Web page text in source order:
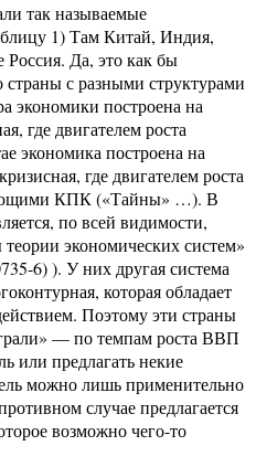
так называемые
1) Там Китай, Индия,
Да, это как бы
с разными структурами
экономики построена на
где двигателем роста
экономика построена на
где двигателем роста
КПК («Тайны» …). В
по всей видимости,
экономических систем»
6) ). У них другая система
которая обладает
Поэтому эти страны
— по темпам роста ВВП
или предлагать некие
можно лишь применительно
случае предлагается
возможно чего-то